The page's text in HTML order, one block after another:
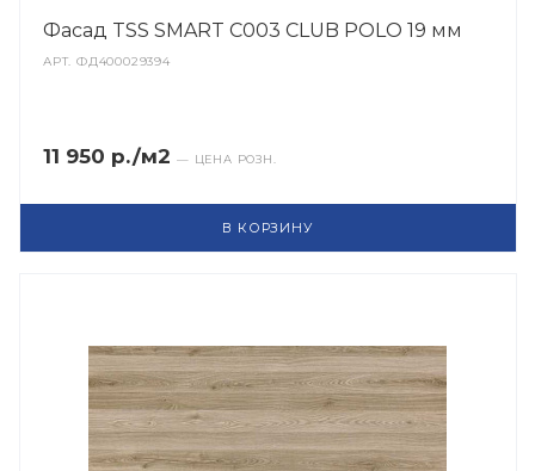
Фасад TSS SMART C003 CLUB POLO 19 мм
АРТ.ФД400029394
11 950 р./м2 — ЦЕНА РОЗН.
В КОРЗИНУ